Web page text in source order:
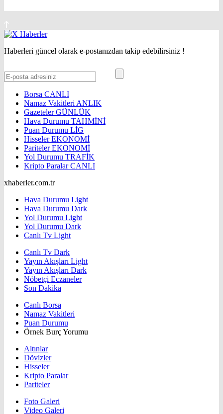
Haberleri güncel olarak e-postanızdan takip edebilirsiniz !
Borsa CANLI
Namaz Vakitleri ANLIK
GazetelerGÜNLÜK
Hava Durumu TAHMİNİ
Puan Durumu LİG
HisselerEKONOMİ
ParitelerEKONOMİ
Yol Durumu TRAFİK
Kripto ParalarCANLI
xhaberler.com.tr
Hava Durumu Light
Hava Durumu Dark
Yol Durumu Light
Yol Durumu Dark
Canlı Tv Light
Canlı Tv Dark
Yayın Akışları Light
Yayın Akışları Dark
Nöbetçi Eczaneler
Son Dakika
Canlı Borsa
Namaz Vakitleri
Puan Durumu
Örnek Burç Yorumu
Altınlar
Dövizler
Hisseler
Kripto Paralar
Pariteler
Foto Galeri
Video Galeri